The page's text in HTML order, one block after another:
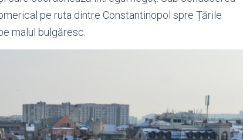
pe ruta dintre Constantinopol spre Țările
malul bulgăresc.